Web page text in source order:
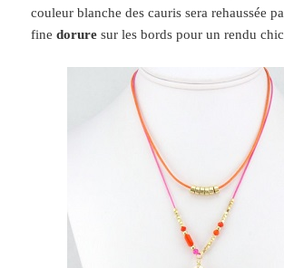
couleur blanche des cauris sera rehaussée
finedorure sur les bords pour un rendu